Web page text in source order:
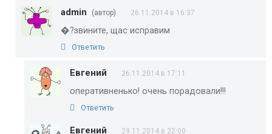
admin (автор) 26.11.2014 в 16:37
�?звините, щас исправим
Ответить
Евгений 26.11.2014 в 17:11
оперативненько! очень порадовали!!!
Ответить
Евгений 29.11.2014 в 22:00